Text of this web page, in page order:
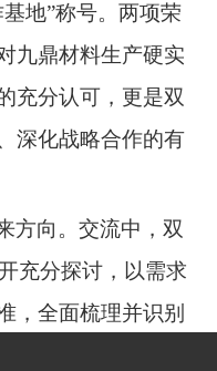
地”称号。两项荣
九鼎材料生产硬实
充分认可，更是双
深化战略合作的有
方向。交流中，双
充分探讨，以需求
，全面梳理并识别